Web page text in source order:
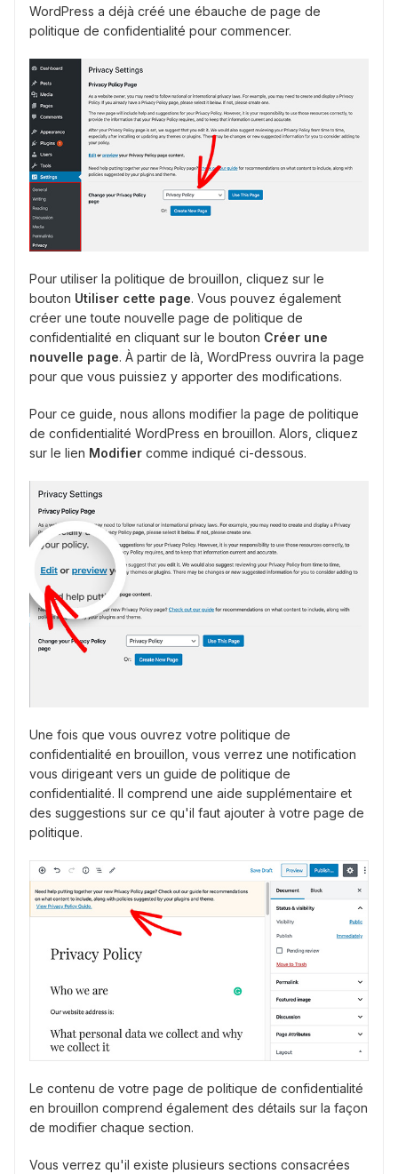
WordPress a déjà créé une ébauche de page de
politique de confidentialité pour commencer.
Pour utiliser la politique de brouillon, cliquez sur le
bouton Utiliser cette page. Vous pouvez également
créer une toute nouvelle page de politique de
confidentialité en cliquant sur le bouton Créer une
nouvelle page. À partir de là, WordPress ouvrira la page
pour que vous puissiez y apporter des modifications.
Pour ce guide, nous allons modifier la page de politique
de confidentialité WordPress en brouillon. Alors, cliquez
sur le lien Modifier comme indiqué ci-dessous.
Une fois que vous ouvrez votre politique de
confidentialité en brouillon, vous verrez une notification
vous dirigeant vers un guide de politique de
confidentialité. Il comprend une aide supplémentaire et
des suggestions sur ce qu'il faut ajouter à votre page de
politique.
Le contenu de votre page de politique de confidentialité
en brouillon comprend également des détails sur la façon
de modifier chaque section.
Vous verrez qu'il existe plusieurs sections consacrées